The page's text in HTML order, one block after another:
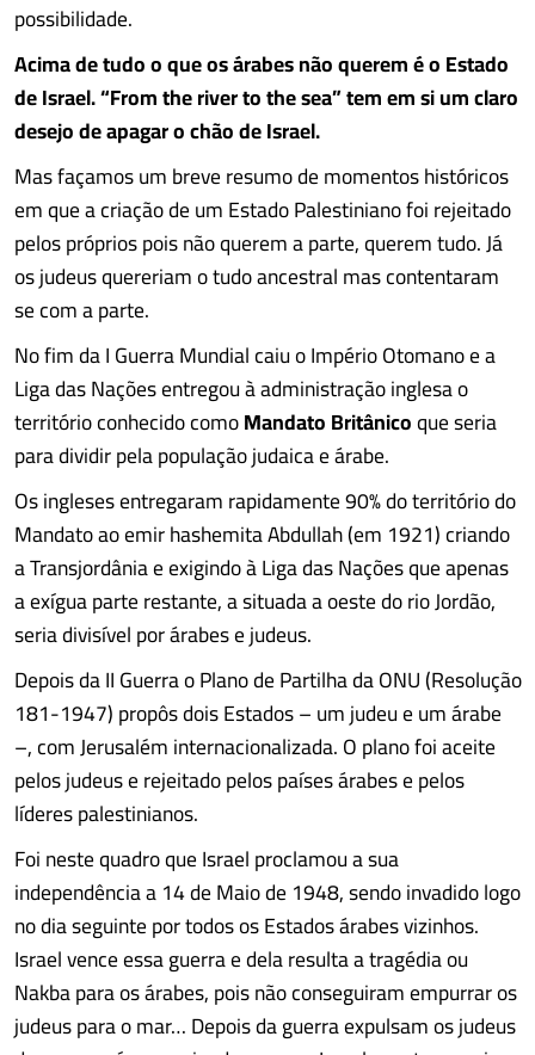
possibilidade.
Acima de tudo o que os árabes não querem é o Estado
de Israel.“From the river to the sea” tem em si um claro
desejo de apagar o chão de Israel.
Mas façamos um breve resumo de momentos históricos
em que a criação de um Estado Palestiniano foi rejeitado
pelos próprios pois não querem a parte, querem tudo. Já
os judeus quereriam o tudo ancestral mas contentaram
se com a parte.
No fim da I Guerra Mundial caiu o Império Otomano e a
Liga das Nações entregou à administração inglesa o
território conhecido comoMandato Britânicoque seria
para dividir pela população judaica e árabe.
Os ingleses entregaram rapidamente 90% do território do
Mandato ao emir hashemita Abdullah (em 1921) criando
a Transjordânia e exigindo à Liga das Nações que apenas
a exígua parte restante, a situada a oeste do rio Jordão,
seria divisível por árabes e judeus.
Depois da II Guerra o Plano de Partilha da ONU (Resolução
181-1947) propôs dois Estados – um judeu e um árabe
–, com Jerusalém internacionalizada. O plano foi aceite
pelos judeus e rejeitado pelos países árabes e pelos
líderes palestinianos.
Foi neste quadro que Israel proclamou a sua
independência a 14 de Maio de 1948, sendo invadido logo
no dia seguinte por todos os Estados árabes vizinhos.
Israel vence essa guerra e dela resulta a tragédia ou
Nakba para os árabes, pois não conseguiram empurrar os
judeus para o mar… Depois da guerra expulsam os judeus